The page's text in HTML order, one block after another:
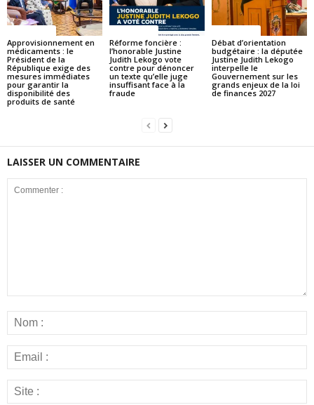
Approvisionnement en
médicaments : le
Président de la
République exige des
mesures immédiates
pour garantir la
disponibilité des
produits de santé
Réforme foncière :
l’honorable Justine
Judith Lekogo vote
contre pour dénoncer
un texte qu’elle juge
insuffisant face à la
fraude
Débat d’orientation
budgétaire : la députée
Justine Judith Lekogo
interpelle le
Gouvernement sur les
grands enjeux de la loi
de finances 2027
LAISSER UN COMMENTAIRE